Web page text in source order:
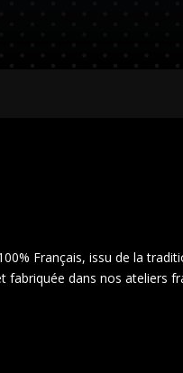
Français, issu de la
dans nos ateliers